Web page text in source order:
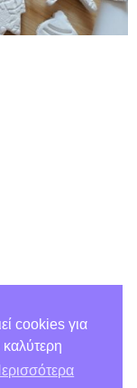
cookies για
καλύτερη